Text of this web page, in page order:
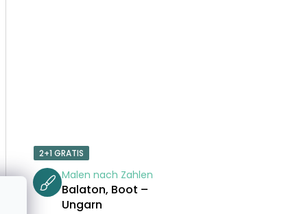
2+1 GRATIS
Malen nach Zahlen
Balaton, Boot –
Ungarn